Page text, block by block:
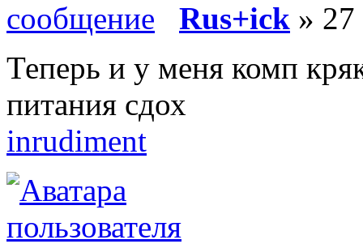
Rus+ick »
Теперь и у меня комп
питания сдох
inrudiment